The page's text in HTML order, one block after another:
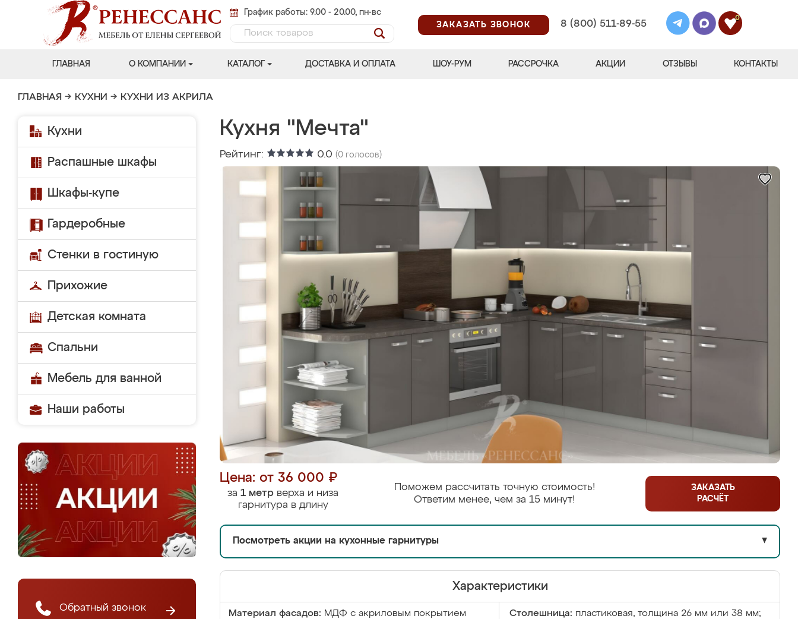
График работы: 9.00 - 20.00, пн-вс
ЗАКАЗАТЬ ЗВОНОК
8 (800) 511-89-55
0
ГЛАВНАЯ О КОМПАНИИ КАТАЛОГ ДОСТАВКА И ОПЛАТА ШОУ-РУМ РАССРОЧКА АКЦИИ ОТЗЫВЫ КОНТАКТЫ
ГЛАВНАЯ → КУХНИ → КУХНИ ИЗ АКРИЛА
Кухни
Распашные шкафы
Шкафы-купе
Гардеробные
Стенки в гостиную
Прихожие
Детская комната
Спальни
Мебель для ванной
Наши работы
Обратный звонок
Кухня "Мечта"
Рейтинг: 0.0 (0 голосов)
Цена: от 36 000 ₽
за 1 метр верха и низа
гарнитура в длину
Поможем рассчитать точную стоимость!
Ответим менее, чем за 15 минут!
ЗАКАЗАТЬ
РАСЧЁТ
Посмотреть акции на кухонные гарнитуры ▼
Характеристики
Материал фасадов: МДФ с акриловым покрытием Столешница: пластиковая, толщина 26 мм или 38 мм;